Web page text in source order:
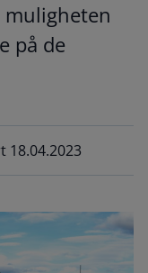
muligheten
på de
18.04.2023